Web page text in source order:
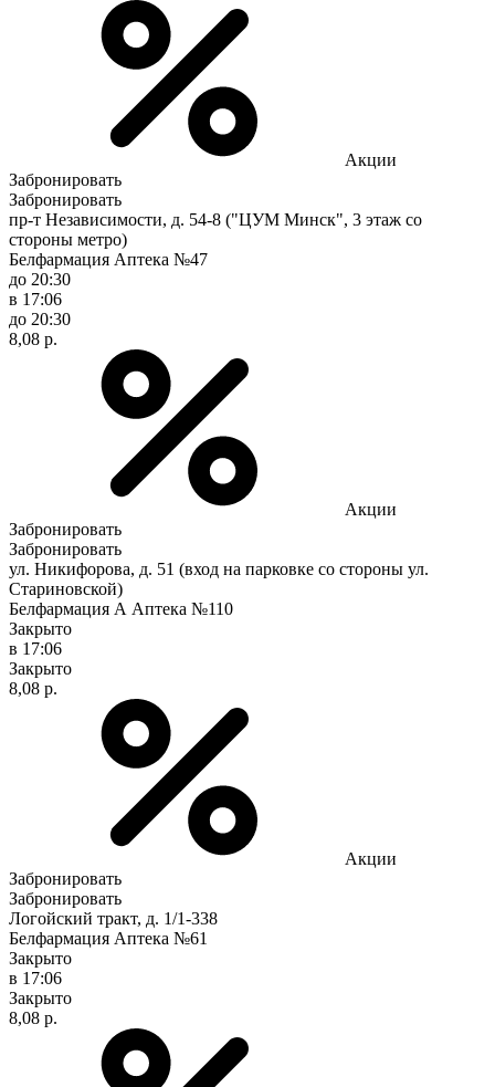
Акции
Забронировать
Забронировать
пр-т Независимости, д. 54-8 ("ЦУМ Минск", 3 этаж со
стороны метро)
Белфармация Аптека №47
до 20:30
в 17:06
до 20:30
8,08 р.
Акции
Забронировать
Забронировать
ул. Никифорова, д. 51 (вход на парковке со стороны ул.
Стариновской)
Белфармация А Аптека №110
Закрыто
в 17:06
Закрыто
8,08 р.
Акции
Забронировать
Забронировать
Логойский тракт, д. 1/1-338
Белфармация Аптека №61
Закрыто
в 17:06
Закрыто
8,08 р.